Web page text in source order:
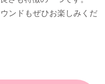
ンドもぜひお楽しみくだ